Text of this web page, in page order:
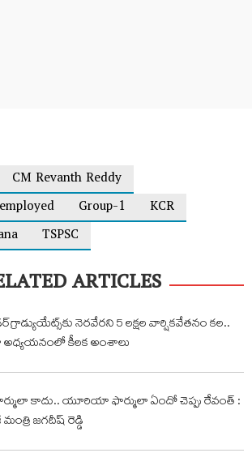
CM Revanth Reddy
Group-1
KCR
TSPSC
ARTICLES
నెరవేరని 5 లక్షల వార్షికవేతనం కల..
కీలక అంశాలు
కాదు.. యూరియా ఫార్ములా ఏందో చెప్పు రేవంత్ :
జగదీష్ రెడ్డి